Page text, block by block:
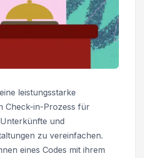
leistungsstarke
Check-in-Prozess für
und
zu vereinfachen.
eines Codes mit ihrem